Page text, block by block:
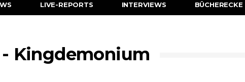
LIVE-REPORTS INTERVIEWS BÜCHERECKE
- Kingdemonium